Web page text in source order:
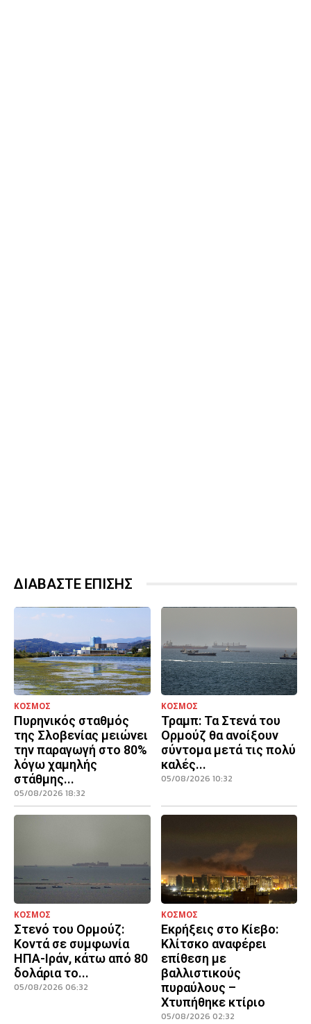
ΔΙΑΒΑΣΤΕ ΕΠΙΣΗΣ
ΚΟΣΜΟΣ
Πυρηνικός σταθμός
της Σλοβενίας μειώνει
την παραγωγή στο 80%
λόγω χαμηλής
στάθμης...
05/08/2026 18:32
ΚΟΣΜΟΣ
Τραμπ: Τα Στενά του
Ορμούζ θα ανοίξουν
σύντομα μετά τις πολύ
καλές...
05/08/2026 10:32
ΚΟΣΜΟΣ
Στενό του Ορμούζ:
Κοντά σε συμφωνία
ΗΠΑ-Ιράν, κάτω από 80
δολάρια το...
05/08/2026 06:32
ΚΟΣΜΟΣ
Εκρήξεις στο Κίεβο:
Κλίτσκο αναφέρει
επίθεση με
βαλλιστικούς
πυραύλους –
Χτυπήθηκε κτίριο
05/08/2026 02:32